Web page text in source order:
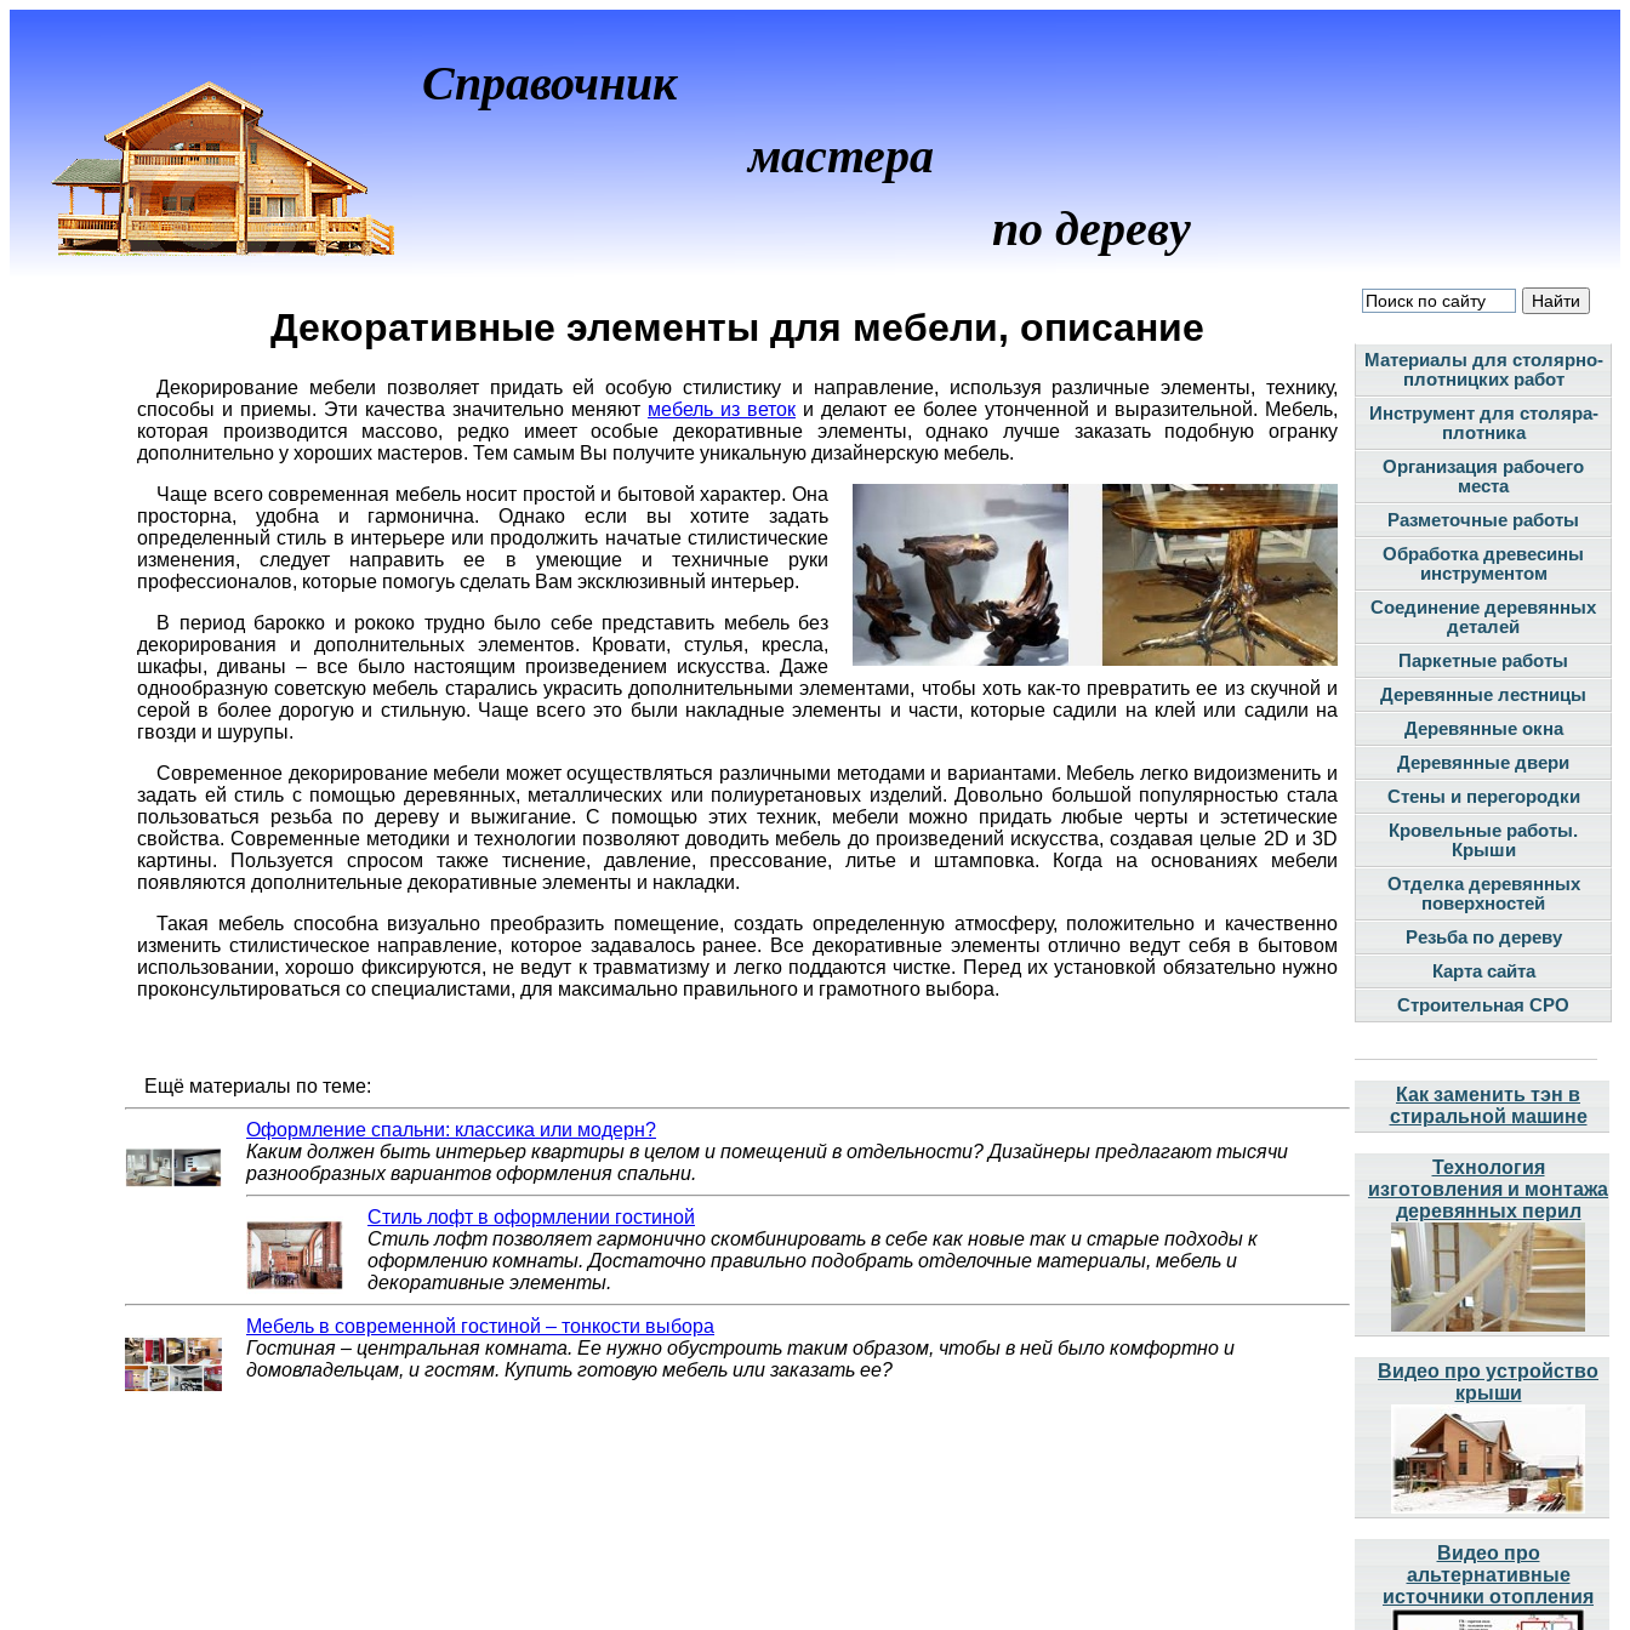
Справочник
мастера
по дереву
Декоративные элементы для мебели, описание
Декорирование мебели позволяет придать ей особую стилистику и направление, используя различные элементы, технику,
способы и приемы. Эти качества значительно меняют мебель из веток и делают ее более утонченной и выразительной. Мебель,
которая производится массово, редко имеет особые декоративные элементы, однако лучше заказать подобную огранку
дополнительно у хороших мастеров. Тем самым Вы получите уникальную дизайнерскую мебель.
Чаще всего современная мебель носит простой и бытовой характер. Она
просторна, удобна и гармонична. Однако если вы хотите задать
определенный стиль в интерьере или продолжить начатые стилистические
изменения, следует направить ее в умеющие и техничные руки
профессионалов, которые помогуь сделать Вам эксклюзивный интерьер.
В период барокко и рококо трудно было себе представить мебель без
декорирования и дополнительных элементов. Кровати, стулья, кресла,
шкафы, диваны – все было настоящим произведением искусства. Даже
однообразную советскую мебель старались украсить дополнительными элементами, чтобы хоть как-то превратить ее из скучной и
серой в более дорогую и стильную. Чаще всего это были накладные элементы и части, которые садили на клей или садили на
гвозди и шурупы.
Современное декорирование мебели может осуществляться различными методами и вариантами. Мебель легко видоизменить и
задать ей стиль с помощью деревянных, металлических или полиуретановых изделий. Довольно большой популярностью стала
пользоваться резьба по дереву и выжигание. С помощью этих техник, мебели можно придать любые черты и эстетические
свойства. Современные методики и технологии позволяют доводить мебель до произведений искусства, создавая целые 2D и 3D
картины. Пользуется спросом также тиснение, давление, прессование, литье и штамповка. Когда на основаниях мебели
появляются дополнительные декоративные элементы и накладки.
Такая мебель способна визуально преобразить помещение, создать определенную атмосферу, положительно и качественно
изменить стилистическое направление, которое задавалось ранее. Все декоративные элементы отлично ведут себя в бытовом
использовании, хорошо фиксируются, не ведут к травматизму и легко поддаются чистке. Перед их установкой обязательно нужно
проконсультироваться со специалистами, для максимально правильного и грамотного выбора.
Ещё материалы по теме:
Оформление спальни: классика или модерн?
Каким должен быть интерьер квартиры в целом и помещений в отдельности? Дизайнеры предлагают тысячи
разнообразных вариантов оформления спальни.
Стиль лофт в оформлении гостиной
Стиль лофт позволяет гармонично скомбинировать в себе как новые так и старые подходы к
оформлению комнаты. Достаточно правильно подобрать отделочные материалы, мебель и
декоративные элементы.
Мебель в современной гостиной – тонкости выбора
Гостиная – центральная комната. Ее нужно обустроить таким образом, чтобы в ней было комфортно и
домовладельцам, и гостям. Купить готовую мебель или заказать ее?
Материалы для столярно-
плотницких работ
Инструмент для столяра-
плотника
Организация рабочего
места
Разметочные работы
Обработка древесины
инструментом
Соединение деревянных
деталей
Паркетные работы
Деревянные лестницы
Деревянные окна
Деревянные двери
Стены и перегородки
Кровельные работы.
Крыши
Отделка деревянных
поверхностей
Резьба по дереву
Карта сайта
Строительная СРО
Как заменить тэн в
стиральной машине
Технология
изготовления и монтажа
деревянных перил
Видео про устройство
крыши
Видео про
альтернативные
источники отопления